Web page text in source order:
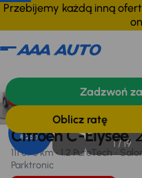
Przebijemy każdą inną
Taniej o 500 zł
8,25 %
1 /19
Citroen C-Elysee,
111 070 km 1.2 PureTech
Parktronic
Wyposażenie
Zadzwoń
Oblicz ratę